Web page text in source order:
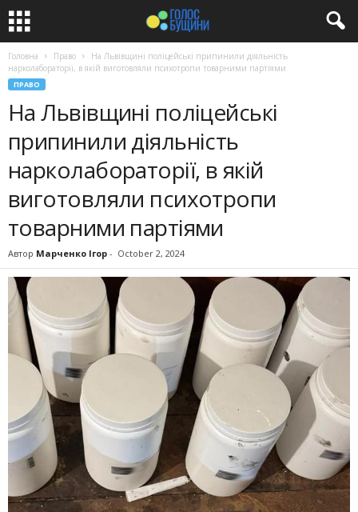
Головна Право
На Львівщині поліцейські припинили діяльність
нарколабораторії, в якій виготовляли психотропи товарними партіями
ПРАВО
На Львівщині поліцейські
припинили діяльність
нарколабораторії, в якій
виготовляли психотропи
товарними партіями
Автор Марченко Ігор - October 2, 2024